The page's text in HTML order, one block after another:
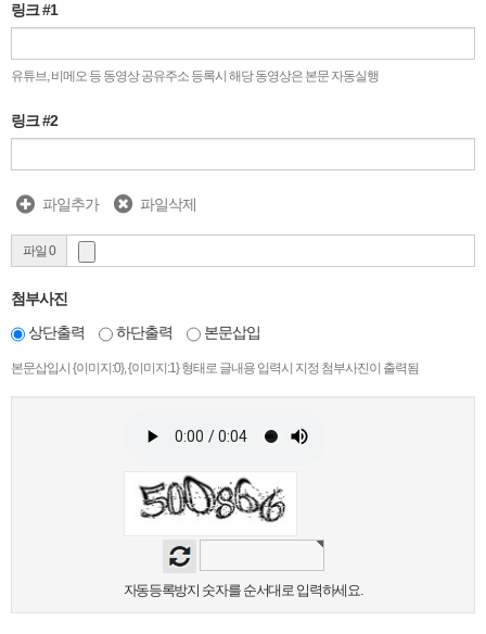
링크 #1
유튜브, 비메오 등 동영상 공유주소 등록시 해당 동영상은 본문 자동실행
링크 #2
파일추가 파일삭제
파일 0
첨부사진
상단출력
하단출력 본문삽입
본문삽입시 {이미지:0}, {이미지:1} 형태로 글내용 입력시 지정 첨부사진이 출력됨
자동등록방지 숫자를 순서대로 입력하세요.